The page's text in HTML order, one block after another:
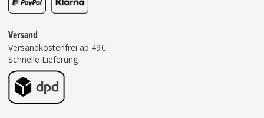
Versand
Versandkostenfrei ab 49€
Schnelle Lieferung